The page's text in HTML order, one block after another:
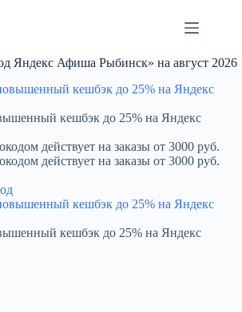
Яндекс Афиша Рыбинск» на август 2026
кешбэк до 25% на Яндекс
действует на заказы от 3000 руб.
действует на заказы от 3000 руб.
кешбэк до 25% на Яндекс